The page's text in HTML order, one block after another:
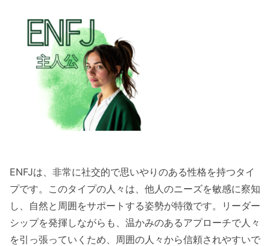
ENFJは、非常に社交的で思いやりのある性格を持つタイ
プです。このタイプの人々は、他人のニーズを敏感に察知
し、自然と周囲をサポートする姿勢が特徴です。リーダー
シップを発揮しながらも、温かみのあるアプローチで人々
を引っ張っていくため、周囲の人々から信頼されやすいで